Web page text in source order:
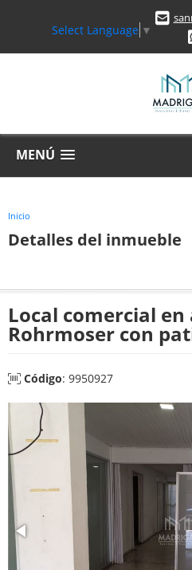
Select Language ▼
MENÚ
Inicio
Detalles del inmueble
Local comercial
Rohrmoser con
Código: 9950927